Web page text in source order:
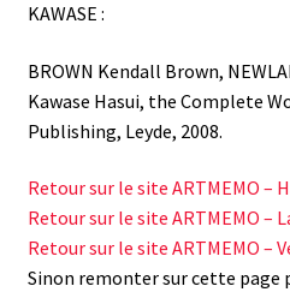
KAWASE :
BROWN Kendall Brown,
Kawase Hasui, the Complete
Publishing, Leyde, 2008.
Retour sur le site ARTMEMO –
Retour sur le site ARTMEMO –
Retour sur le site ARTMEMO –
Sinon remonter sur cette page